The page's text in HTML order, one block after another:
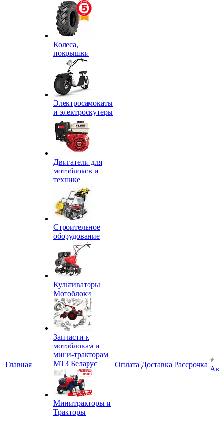
Главная
Колеса,
покрышки
Электросамокаты
и электроскутеры
Двигатели для
мотоблоков и
технике
Строительное
оборудование
Культиваторы
Мотоблоки
Запчасти к
мотоблокам и
мини-тракторам
МТЗ Беларус
Минитракторы и
Тракторы
Оплата Доставка Рассрочка